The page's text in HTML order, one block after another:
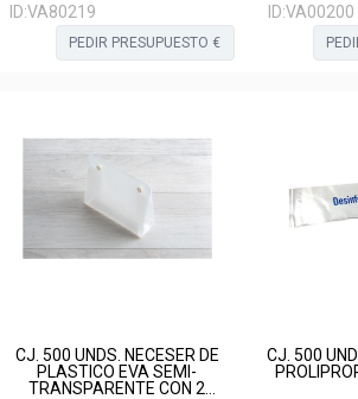
ID:VA80219
PEDIR PRESUPUESTO €
ID:VA00200
CJ. 500 UNDS. NECESER DE
PLASTICO EVA SEMI-
TRANSPARENTE CON 2
CJ. 500